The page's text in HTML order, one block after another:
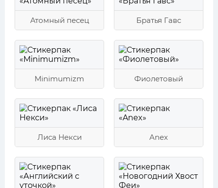
Атомный песец Братья Гавс
Minimumizm Фиолетовый
Лиса Некси Anex